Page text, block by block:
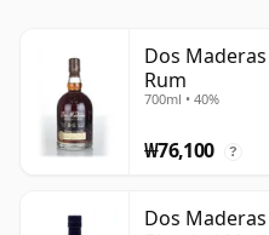
Dos
Rum
700ml • 40%
₩76,100 ?
Dos